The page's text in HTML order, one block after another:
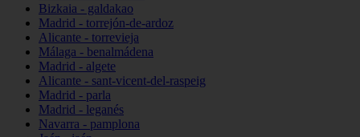
Bizkaia - galdakao
Madrid - torrejón-de-ardoz
Alicante - torrevieja
Málaga - benalmádena
Madrid - algete
Alicante - sant-vicent-del-raspeig
Madrid - parla
Madrid - leganés
Navarra - pamplona